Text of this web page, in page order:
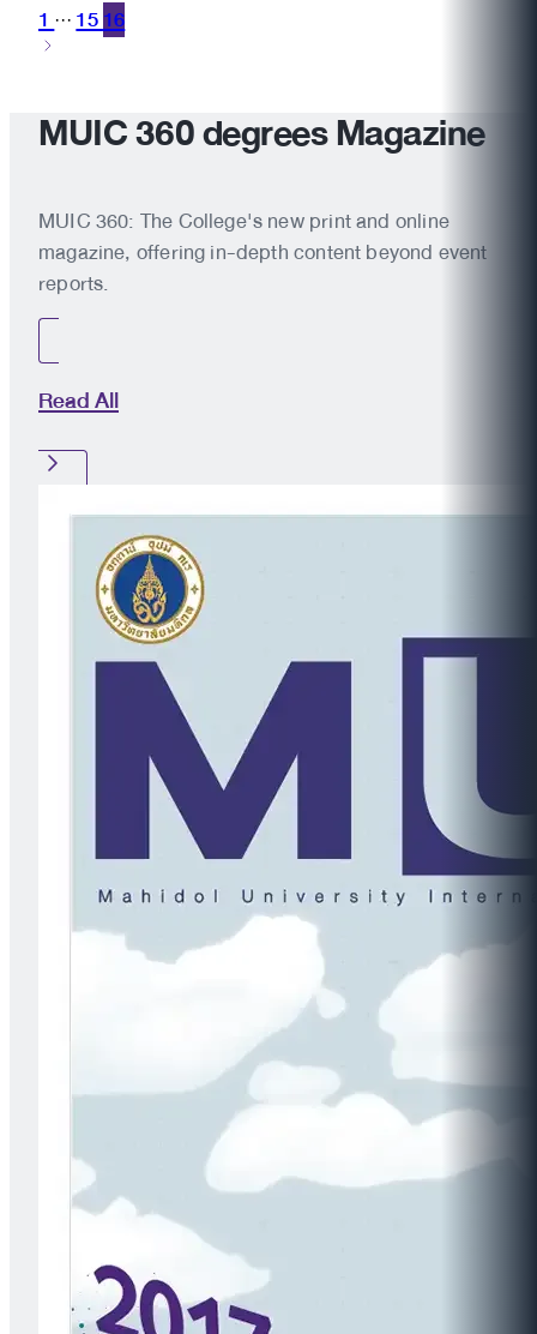
1 ··· 1516
MUIC 360 degrees Magazine
MUIC 360: The College's new print and online
magazine, offering in-depth content beyond event
reports.
Read All